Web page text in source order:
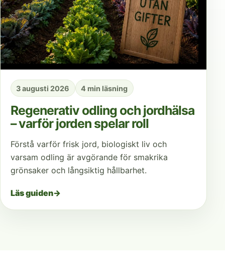
3 augusti 2026 4 min läsning
Regenerativ odling och jordhälsa
– varför jorden spelar roll
Förstå varför frisk jord, biologiskt liv och
varsam odling är avgörande för smakrika
grönsaker och långsiktig hållbarhet.
Läs guiden→